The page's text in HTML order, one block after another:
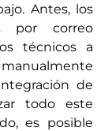
Antes, los
por correo
técnicos a
manualmente
de
todo este
es posible